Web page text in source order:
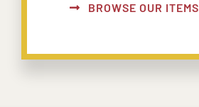
BROWSE OUR ITEMS